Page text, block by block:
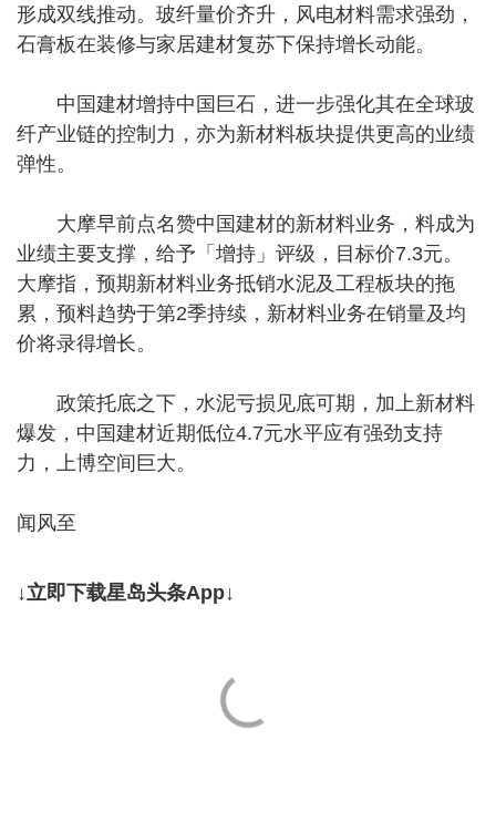
形成双线推动。玻纤量价齐升，风电材料需求强劲，
石膏板在装修与家居建材复苏下保持增长动能。
中国建材增持中国巨石，进一步强化其在全球玻
纤产业链的控制力，亦为新材料板块提供更高的业绩
弹性。
大摩早前点名赞中国建材的新材料业务，料成为
业绩主要支撑，给予「增持」评级，目标价7.3元。
大摩指，预期新材料业务抵销水泥及工程板块的拖
累，预料趋势于第2季持续，新材料业务在销量及均
价将录得增长。
政策托底之下，水泥亏损见底可期，加上新材料
爆发，中国建材近期低位4.7元水平应有强劲支持
力，上博空间巨大。
闻风至
↓立即下载星岛头条App↓